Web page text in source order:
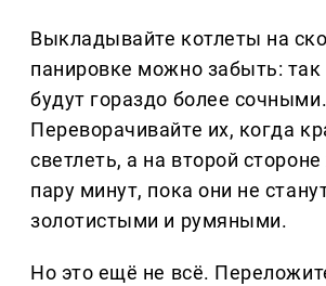
Выкладывайте котлеты на
панировке можно забыть: так
будут гораздо более сочными.
Переворачивайте их, когда
светлеть, а на второй
пару минут, пока они не
золотистыми и румяными.
Но это ещё не всё.